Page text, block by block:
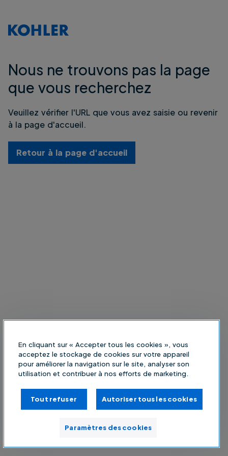
Nous ne trouvons pas la page
que vous recherchez
Veuillez vérifier l'URL que vous avez saisie ou revenir
à la page d'accueil.
Retour à la page d'accueil
En cliquant sur « Accepter tous les cookies », vous
acceptez le stockage de cookies sur votre appareil
pour améliorer la navigation sur le site, analyser son
utilisation et contribuer à nos efforts de marketing.
Tout refuser Autoriser tous les cookies
Paramètres des cookies